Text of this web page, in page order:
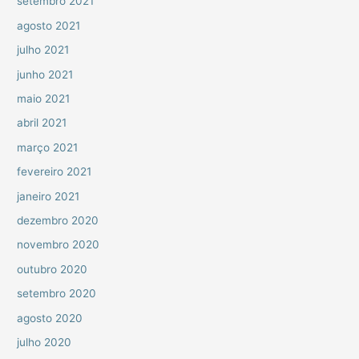
agosto 2021
julho 2021
junho 2021
maio 2021
abril 2021
março 2021
fevereiro 2021
janeiro 2021
dezembro 2020
novembro 2020
outubro 2020
setembro 2020
agosto 2020
julho 2020